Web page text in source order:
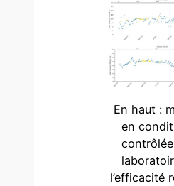
En haut :
en
l’efficacité